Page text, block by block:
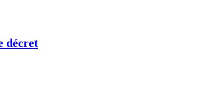
décret